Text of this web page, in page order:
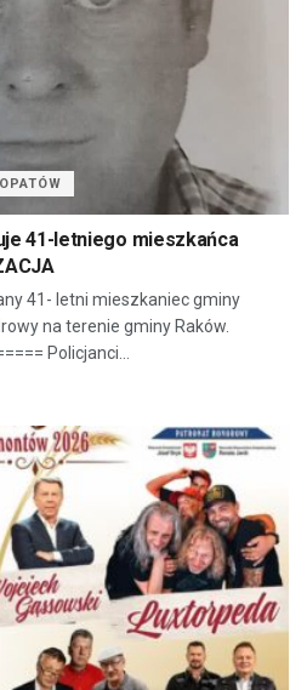
41-letniego mieszkańca
41- letni mieszkaniec gminy
na terenie gminy Raków.
Policjanci...